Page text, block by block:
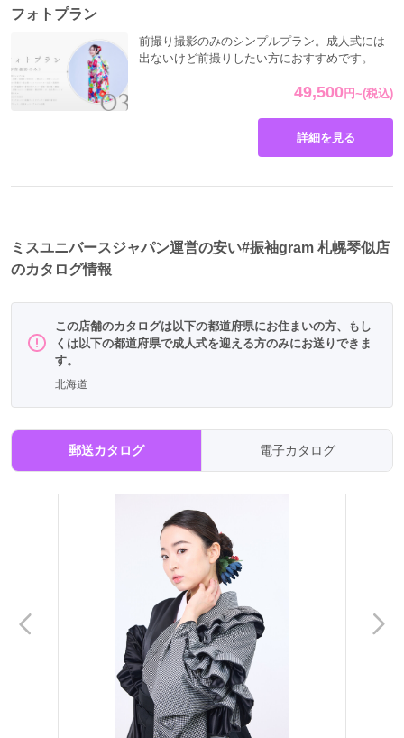
フォトプラン
49,500円~(税込)
前撮り撮影のみのシンプルプラン。成人式には
出ないけど前撮りしたい方におすすめです。
詳細を見る
ミスユニバースジャパン運営の安い#振袖gram 札幌琴似店
のカタログ情報
この店舗のカタログは以下の都道府県にお住まいの方、もし
くは以下の都道府県で成人式を迎える方のみにお送りできま
す。
北海道
郵送カタログ 電子カタログ